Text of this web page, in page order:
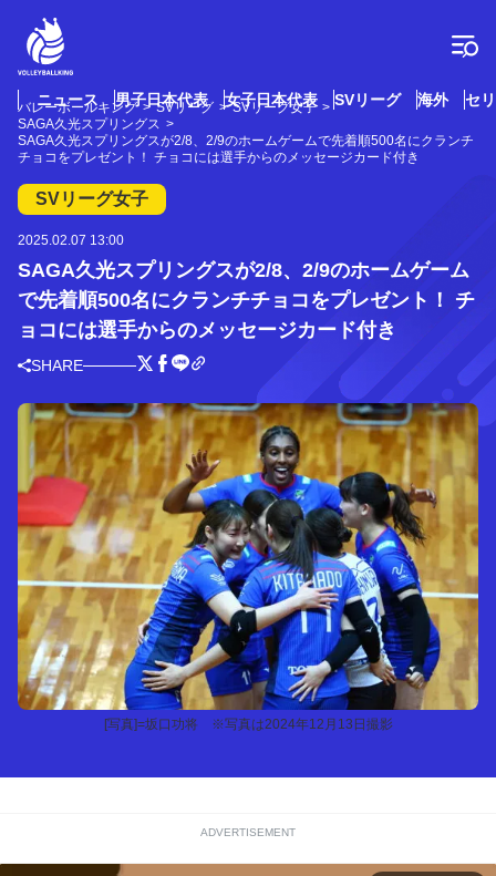
ニュース 男子日本代表 女子日本代表 SVリーグ 海外 セ
バレーボールキング SVリーグ
SVリーグ女子
SAGA久光スプリングス
SAGA久光スプリングスが2/8、2/9のホームゲームで先着順500名にクランチ
チョコをプレゼント！ チョコには選手からのメッセージカード付き
SVリーグ女子
2025.02.07 13:00
SAGA久光スプリングスが2/8、2/9のホームゲーム
で先着順500名にクランチチョコをプレゼント！ チ
ョコには選手からのメッセージカード付き
SHARE
[写真]=坂口功将 ※写真は2024年12月13日撮影
ADVERTISEMENT